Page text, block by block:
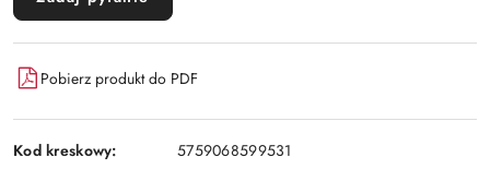
Pobierz produkt do PDF
Kod kreskowy: 5759068599531